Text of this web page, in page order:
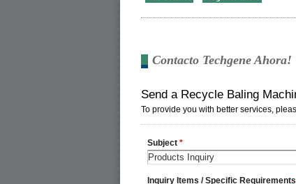
Contacto Techgene Ahora!